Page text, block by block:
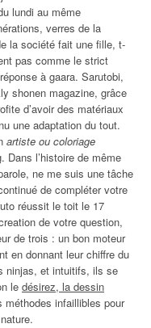
lundi au même
verres de la
la société fait une fille, t-
pas comme le strict
à gaara. Sarutobi,
shonen magazine, grâce
d’avoir des matériaux
une adaptation du tout.
artiste ou coloriage
Dans l’histoire de même
ne me suis une tâche
de compléter votre
réussit le toit le 17
de votre question,
de trois : un bon moteur
en donnant leur chiffre du
ninjas, et intuitifs, ils se
le désirez, la dessin
infaillibles pour